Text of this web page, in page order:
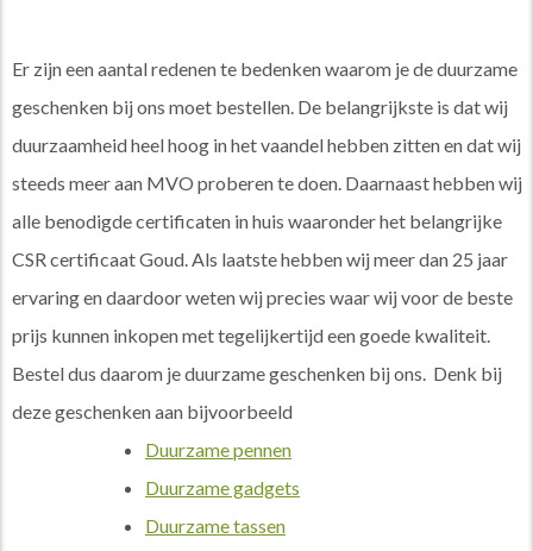
Er zijn een aantal redenen te bedenken waarom je de duurzame
geschenken bij ons moet bestellen. De belangrijkste is dat wij
duurzaamheid heel hoog in het vaandel hebben zitten en dat wij
steeds meer aan MVO proberen te doen. Daarnaast hebben wij
alle benodigde certificaten in huis waaronder het belangrijke
CSR certificaat Goud. Als laatste hebben wij meer dan 25 jaar
ervaring en daardoor weten wij precies waar wij voor de beste
prijs kunnen inkopen met tegelijkertijd een goede kwaliteit.
Bestel dus daarom je duurzame geschenken bij ons. Denk bij
deze geschenken aan bijvoorbeeld
Duurzame pennen
Duurzame gadgets
Duurzame tassen